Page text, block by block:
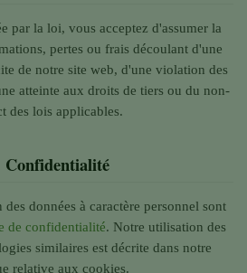
par la loi, vous acceptez d'assumer la
pertes ou frais découlant d'une
de notre site web, d'une violation des
atteinte aux droits de tiers ou du non-
des lois applicables.
Confidentialité
données à caractère personnel sont
de confidentialité. Notre utilisation des
similaires est décrite dans notre
relative aux cookies.